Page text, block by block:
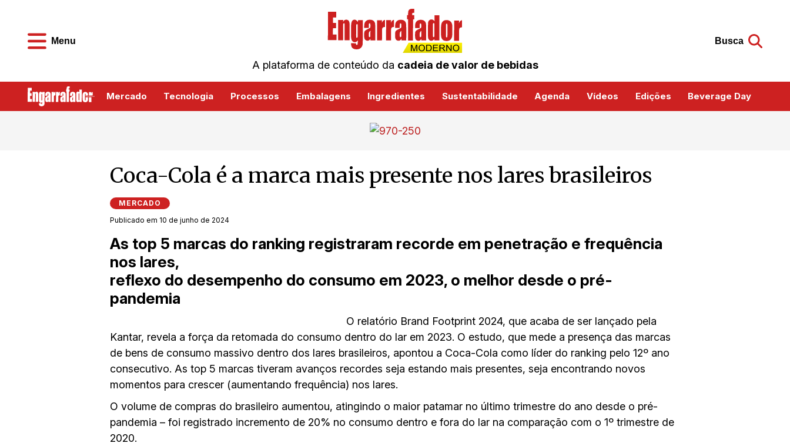
Menu
A plataforma de conteúdo da cadeia de valor de bebidas
Busca
Mercado Tecnologia Processos Embalagens Ingredientes Sustentabilidade Agenda Vídeos Edições Beverage Day
Coca-Cola é a marca mais presente nos lares brasileiros
MERCADO
Publicado em 10 de junho de 2024
As top 5 marcas do ranking registraram recorde em penetração e frequência
nos lares,
reflexo do desempenho do consumo em 2023, o melhor desde o pré-
pandemia
O relatório Brand Footprint 2024, que acaba de ser lançado pela
Kantar, revela a força da retomada do consumo dentro do lar em 2023. O estudo, que mede a presença das marcas
de bens de consumo massivo dentro dos lares brasileiros, apontou a Coca-Cola como líder do ranking pelo 12º ano
consecutivo. As top 5 marcas tiveram avanços recordes seja estando mais presentes, seja encontrando novos
momentos para crescer (aumentando frequência) nos lares.
O volume de compras do brasileiro aumentou, atingindo o maior patamar no último trimestre do ano desde o pré-
pandemia – foi registrado incremento de 20% no consumo dentro e fora do lar na comparação com o 1º trimestre de
2020.